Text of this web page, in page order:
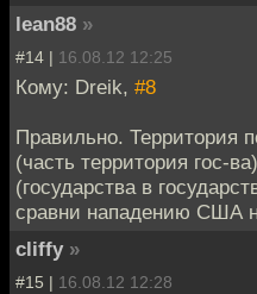
lean88 »
#14 | 16.08.12 12:25
Кому: Dreik, #8
Правильно. Территория
(часть территория гос-
(государства в
сравни нападению США
cliffy »
#15 | 16.08.12 12:28